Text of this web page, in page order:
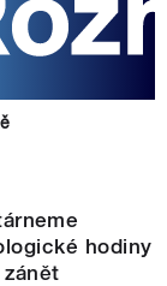
hodiny